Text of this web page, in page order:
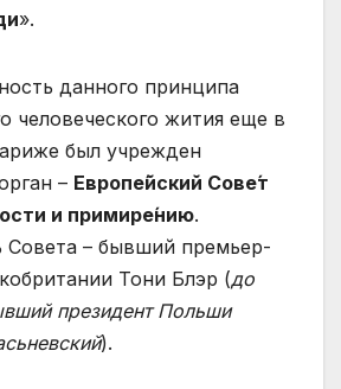
».
данного принципа
человеческого жития еще в
был учрежден
– Европе́йский Сове́т
и примире́нию.
Совета – бывший премьер-
Тони Блэр (до
президент Польши
).